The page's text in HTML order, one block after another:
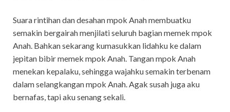
Suara rintihan dan desahan mpok Anah membuatku
semakin bergairah menjilati seluruh bagian memek mpok
Anah. Bahkan sekarang kumasukkan lidahku ke dalam
jepitan bibir memek mpok Anah. Tangan mpok Anah
menekan kepalaku, sehingga wajahku semakin terbenam
dalam selangkangan mpok Anah. Agak susah juga aku
bernafas, tapi aku senang sekali.